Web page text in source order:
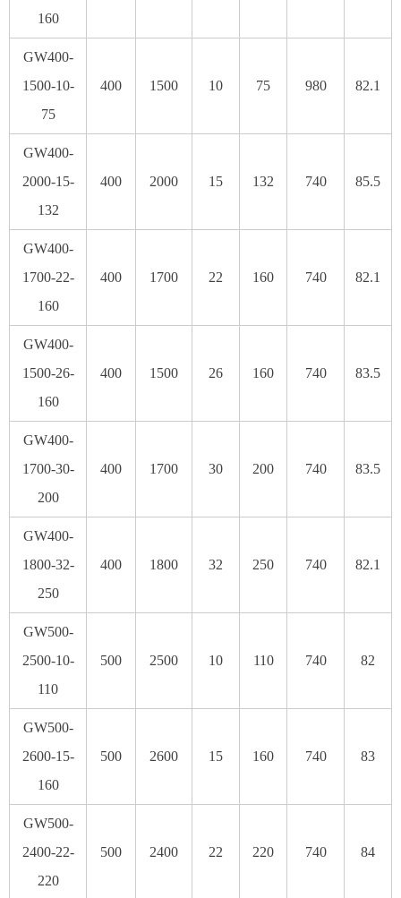
160
GW400-
1500-10-
75
400 1500 10 75 980 82.1
GW400-
2000-15-
132
400 2000 15 132 740 85.5
GW400-
1700-22-
160
400 1700 22 160 740 82.1
GW400-
1500-26-
160
400 1500 26 160 740 83.5
GW400-
1700-30-
200
400 1700 30 200 740 83.5
GW400-
1800-32-
250
400 1800 32 250 740 82.1
GW500-
2500-10-
110
500 2500 10 110 740 82
GW500-
2600-15-
160
500 2600 15 160 740 83
GW500-
2400-22-
220
500 2400 22 220 740 84